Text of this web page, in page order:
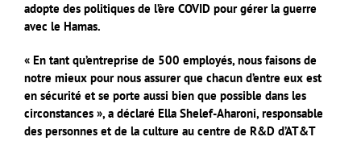
adopte des politiques de l’ère COVID pour gérer la guerre
avec le Hamas.
« En tant qu’entreprise de 500 employés, nous faisons de
notre mieux pour nous assurer que chacun d’entre eux est
en sécurité et se porte aussi bien que possible dans les
circonstances », a déclaré Ella Shelef-Aharoni, responsable
des personnes et de la culture au centre de R&D d’AT&T